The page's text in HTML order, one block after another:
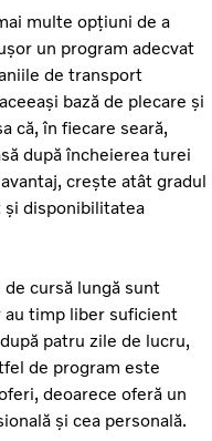
multe opțiuni de a
un program adecvat
de transport
bază de plecare și
că, în fiecare seară,
după încheierea turei
crește atât gradul
disponibilitatea
cursă lungă sunt
au timp liber suficient
patru zile de lucru,
de program este
deoarece oferă un
și cea personală.